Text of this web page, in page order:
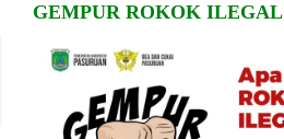
GEMPUR ROKOK ILEGAL